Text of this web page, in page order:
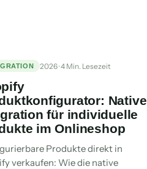
2026 · 4 Min. Lesezeit
Native
für individuelle
im Onlineshop
Produkte direkt in
verkaufen: Wie die native